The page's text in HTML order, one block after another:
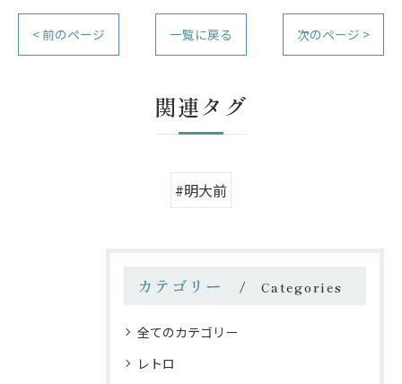
< 前のページ 一覧に戻る 次のページ >
関連タグ
#明大前
カテゴリー Categories
全てのカテゴリー
レトロ